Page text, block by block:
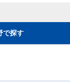
で探す